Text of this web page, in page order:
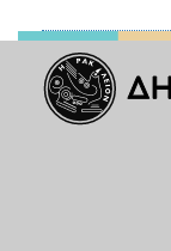
Σταθμών
Δημοτικό
Ιατρείο